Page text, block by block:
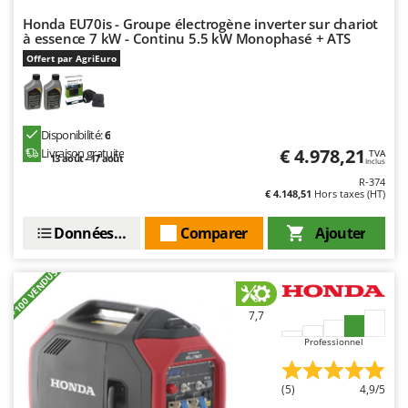
Honda EU70is - Groupe électrogène inverter sur chariot
à essence 7 kW - Continu 5.5 kW Monophasé + ATS
Offert par AgriEuro
Disponibilité:6
Livraison gratuite
13 août - 17 août € 4.978,21 TVA
Inclus
R-374
€ 4.148,51 Hors taxes (HT)
Ajouter
Comparer
Données techniques
+100 VENDUS 7,7
Professionnel
(5) 4,9/5